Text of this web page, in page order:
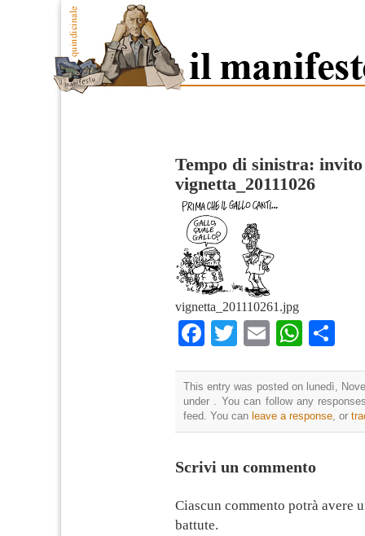
Tempo di sinistra:
vignetta_20111026
vignetta_201110261.jpg
Facebook
TwitterEmail
This entry was posted on lunedì,
under . You can follow any
feed. You can leave a response, or
Scrivi un commento
Ciascun commento potrà avere
battute.